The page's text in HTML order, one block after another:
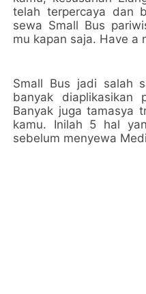
telah terpercaya dan
sewa Small Bus
mu kapan saja. Have a
Small Bus jadi salah
banyak diaplikasikan
Banyak juga tamasya
kamu. Inilah 5 hal
sebelum menyewa